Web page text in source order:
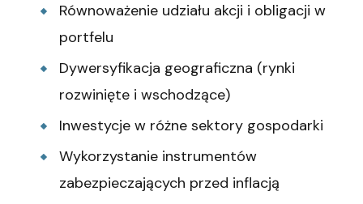
Równoważenie udziału akcji i obligacji w
portfelu
Dywersyfikacja geograficzna (rynki
rozwinięte i wschodzące)
Inwestycje w różne sektory gospodarki
Wykorzystanie instrumentów
zabezpieczających przed inflacją